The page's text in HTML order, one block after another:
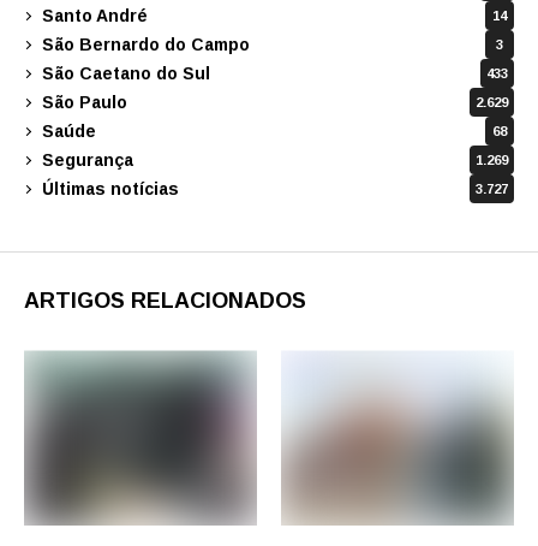
Santo André 14
São Bernardo do Campo 3
São Caetano do Sul 433
São Paulo 2.629
Saúde 68
Segurança 1.269
Últimas notícias 3.727
ARTIGOS RELACIONADOS